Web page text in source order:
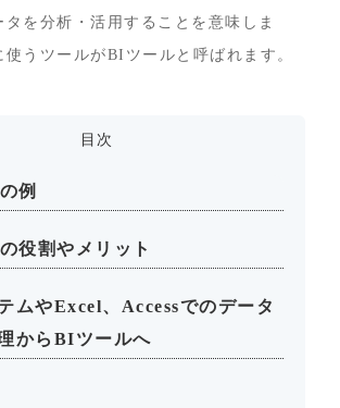
タを分析・活用することを意味しま
うツールがBIツールと呼ばれます。
目次
例
役割やメリット
ムやExcel、Accessでのデータ
からBIツールへ